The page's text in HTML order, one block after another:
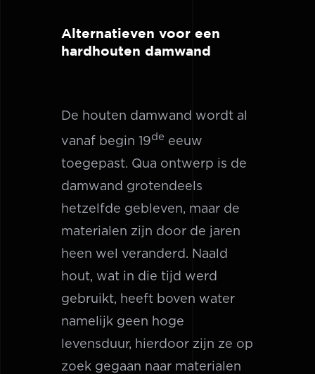
Alternatieven voor een
hardhouten damwand
De houten damwand wordt al
vanaf begin 19de eeuw
toegepast. Qua ontwerp is de
damwand grotendeels
hetzelfde gebleven, maar de
materialen zijn door de jaren
heen wel veranderd. Naald
hout, wat in die tijd werd
gebruikt, heeft boven water
namelijk geen hoge
levensduur, hierdoor zijn ze op
zoek gegaan naar materialen